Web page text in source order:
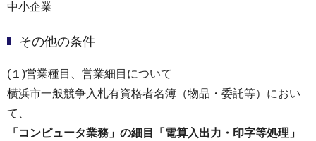
中小企業
その他の条件
(１)営業種目、営業細目について
横浜市一般競争入札有資格者名簿（物品・委託等）におい
て、
「コンピュータ業務」の細目「電算入出力・印字等処理」